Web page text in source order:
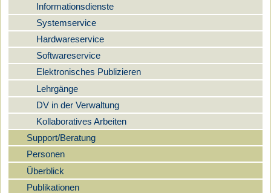
Informationsdienste
Systemservice
Hardwareservice
Softwareservice
Elektronisches Publizieren
Lehrgänge
DV in der Verwaltung
Kollaboratives Arbeiten
Support/Beratung
Personen
Überblick
Publikationen